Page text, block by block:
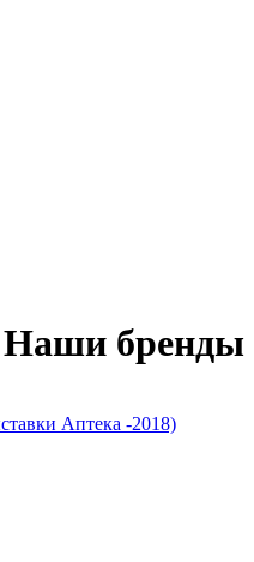
бренды
Аптека -2018)